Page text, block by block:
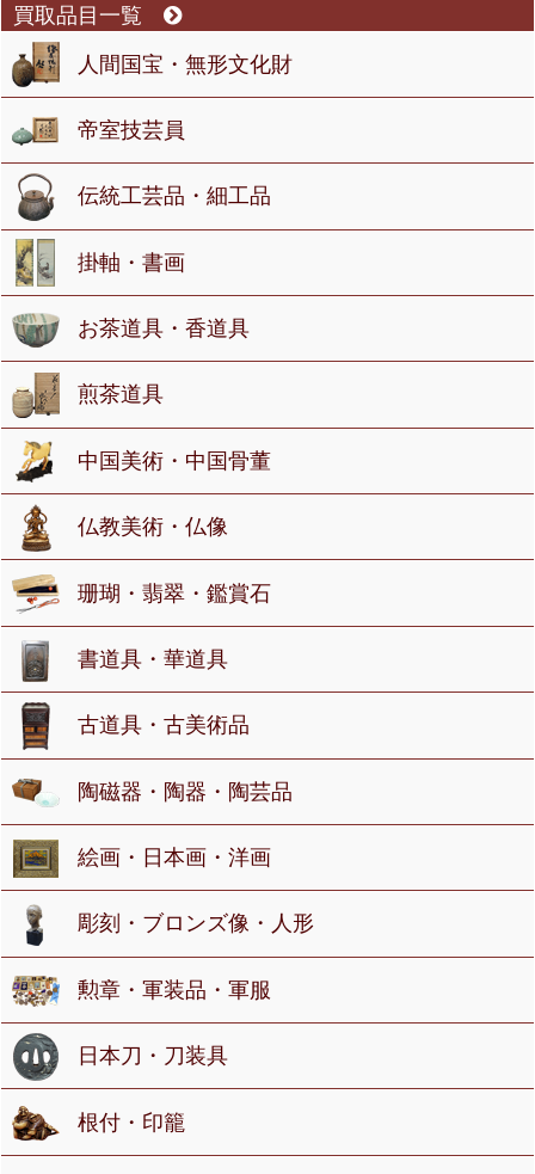
買取品目一覧
人間国宝・無形文化財
帝室技芸員
伝統工芸品・細工品
掛軸・書画
お茶道具・香道具
煎茶道具
中国美術・中国骨董
仏教美術・仏像
珊瑚・翡翠・鑑賞石
書道具・華道具
古道具・古美術品
陶磁器・陶器・陶芸品
絵画・日本画・洋画
彫刻・ブロンズ像・人形
勲章・軍装品・軍服
日本刀・刀装具
根付・印籠